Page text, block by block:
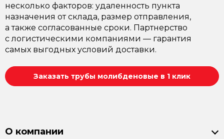
несколько факторов: удаленность пункта
назначения от склада, размер отправления,
а также согласованные сроки. Партнерство
с логистическими компаниями — гарантия
самых выгодных условий доставки.
Заказать трубы молибденовые в 1 клик
О компании